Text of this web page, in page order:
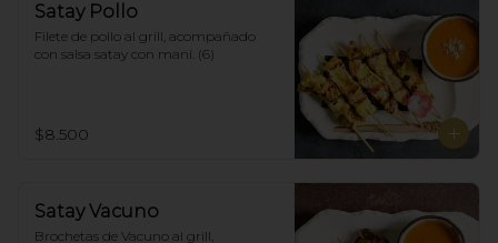
Satay Pollo
Filete de pollo al grill, acompañado
con salsa satay con maní. (6)
$8.500
Satay Vacuno
Brochetas de Vacuno al grill,